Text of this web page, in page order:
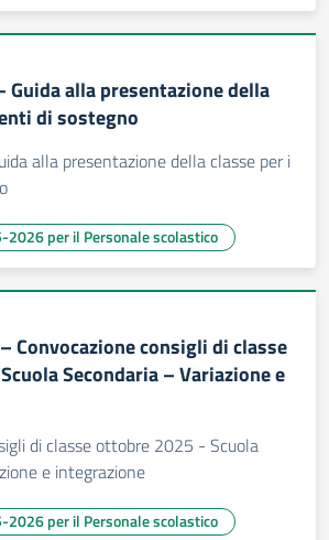
Guida alla presentazione della
di sostegno
alla presentazione della classe per i
2026 per il Personale scolastico
Convocazione consigli di classe
Secondaria – Variazione e
di classe ottobre 2025 - Scuola
e integrazione
2026 per il Personale scolastico